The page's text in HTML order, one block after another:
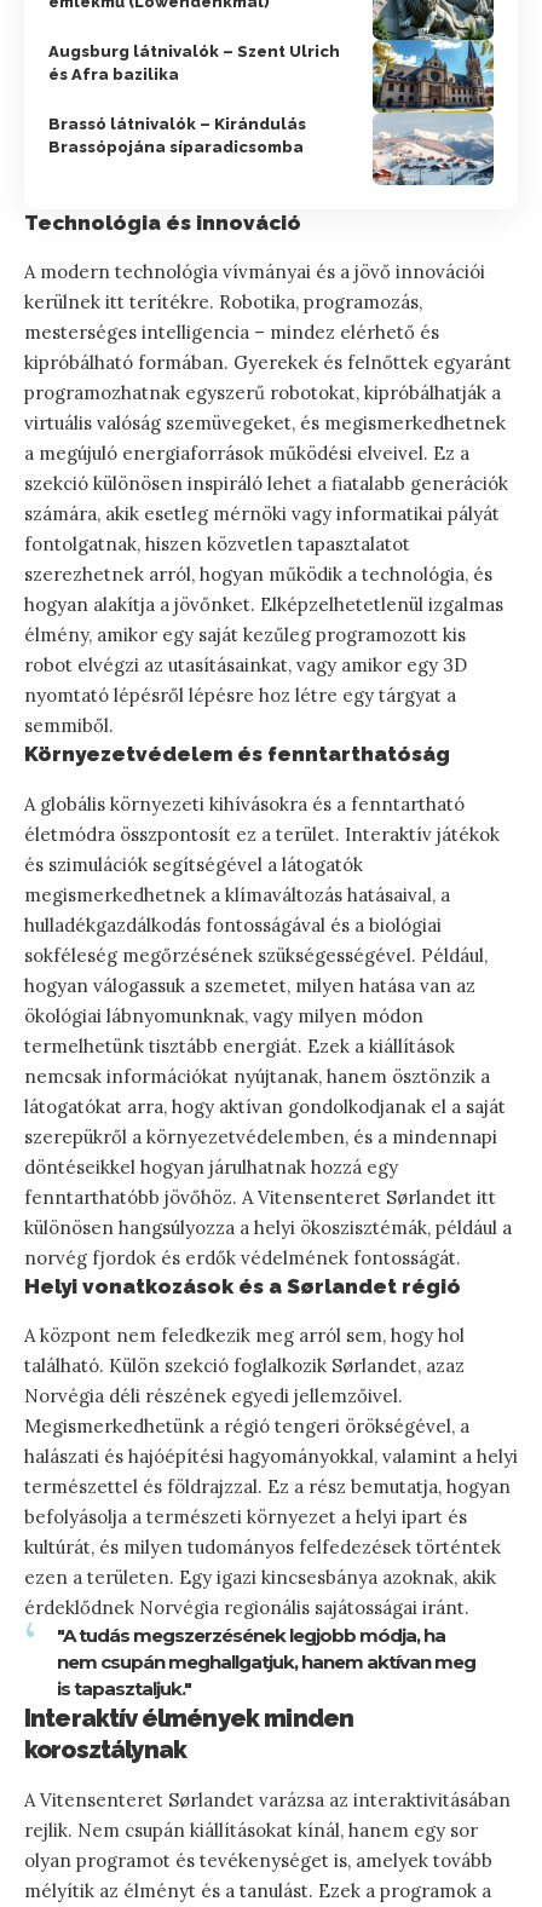
Augsburg látnivalók – Szent Ulrich
és Afra bazilika
Brassó látnivalók – Kirándulás
Brassópojána síparadicsomba
Technológia és innováció
A modern technológia vívmányai és a jövő innovációi
kerülnek itt terítékre. Robotika, programozás,
mesterséges intelligencia – mindez elérhető és
kipróbálható formában. Gyerekek és felnőttek egyaránt
programozhatnak egyszerű robotokat, kipróbálhatják a
virtuális valóság szemüvegeket, és megismerkedhetnek
a megújuló energiaforrások működési elveivel. Ez a
szekció különösen inspiráló lehet a fiatalabb generációk
számára, akik esetleg mérnöki vagy informatikai pályát
fontolgatnak, hiszen közvetlen tapasztalatot
szerezhetnek arról, hogyan működik a technológia, és
hogyan alakítja a jövőnket. Elképzelhetetlenül izgalmas
élmény, amikor egy saját kezűleg programozott kis
robot elvégzi az utasításainkat, vagy amikor egy 3D
nyomtató lépésről lépésre hoz létre egy tárgyat a
semmiből.
Környezetvédelem és fenntarthatóság
A globális környezeti kihívásokra és a fenntartható
életmódra összpontosít ez a terület. Interaktív játékok
és szimulációk segítségével a látogatók
megismerkedhetnek a klímaváltozás hatásaival, a
hulladékgazdálkodás fontosságával és a biológiai
sokféleség megőrzésének szükségességével. Például,
hogyan válogassuk a szemetet, milyen hatása van az
ökológiai lábnyomunknak, vagy milyen módon
termelhetünk tisztább energiát. Ezek a kiállítások
nemcsak információkat nyújtanak, hanem ösztönzik a
látogatókat arra, hogy aktívan gondolkodjanak el a saját
szerepükről a környezetvédelemben, és a mindennapi
döntéseikkel hogyan járulhatnak hozzá egy
fenntarthatóbb jövőhöz. A Vitensenteret Sørlandet itt
különösen hangsúlyozza a helyi ökoszisztémák, például a
norvég fjordok és erdők védelmének fontosságát.
Helyi vonatkozások és a Sørlandet régió
A központ nem feledkezik meg arról sem, hogy hol
található. Külön szekció foglalkozik Sørlandet, azaz
Norvégia déli részének egyedi jellemzőivel.
Megismerkedhetünk a régió tengeri örökségével, a
halászati és hajóépítési hagyományokkal, valamint a helyi
természettel és földrajzzal. Ez a rész bemutatja, hogyan
befolyásolja a természeti környezet a helyi ipart és
kultúrát, és milyen tudományos felfedezések történtek
ezen a területen. Egy igazi kincsesbánya azoknak, akik
érdeklődnek Norvégia regionális sajátosságai iránt.
"A tudás megszerzésének legjobb módja, ha
nem csupán meghallgatjuk, hanem aktívan meg
is tapasztaljuk."
Interaktív élmények minden
korosztálynak
A Vitensenteret Sørlandet varázsa az interaktivitásában
rejlik. Nem csupán kiállításokat kínál, hanem egy sor
olyan programot és tevékenységet is, amelyek tovább
mélyítik az élményt és a tanulást. Ezek a programok a